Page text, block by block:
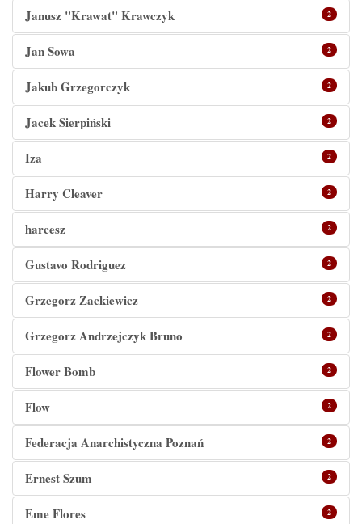
Janusz "Krawat" Krawczyk 2
Jan Sowa 2
Jakub Grzegorczyk 2
Jacek Sierpiński 2
Iza 2
Harry Cleaver 2
harcesz 2
Gustavo Rodriguez 2
Grzegorz Zackiewicz 2
Grzegorz Andrzejczyk Bruno 2
Flower Bomb 2
Flow 2
Federacja Anarchistyczna Poznań 2
Ernest Szum 2
Eme Flores 2